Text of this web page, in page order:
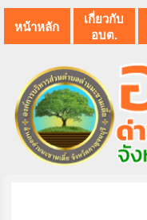
หน้าหลัก
เกี่ยวกับ
อบต.